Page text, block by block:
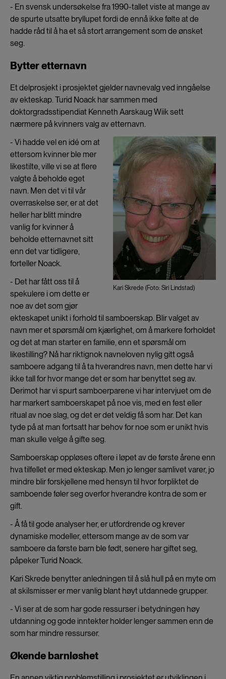
- En svensk undersøkelse fra 1990-tallet viste at mange av
de spurte utsatte bryllupet fordi de ennå ikke følte at de
hadde råd til å ha et så stort arrangement som de ønsket
seg.
Bytter etternavn
Et delprosjekt i prosjektet gjelder navnevalg ved inngåelse
av ekteskap. Turid Noack har sammen med
doktorgradsstipendiat Kenneth Aarskaug Wiik sett
nærmere på kvinners valg av etternavn.
Kari Skrede (Foto: Siri Lindstad)
- Vi hadde vel en idé om at
ettersom kvinner ble mer
likestilte, ville vi se at flere
valgte å beholde eget
navn. Men det vi til vår
overraskelse ser, er at det
heller har blitt mindre
vanlig for kvinner å
beholde etternavnet sitt
enn det var tidligere,
forteller Noack.
- Det har fått oss til å
spekulere i om dette er
noe av det som gjør
ekteskapet unikt i forhold til samboerskap. Blir valget av
navn mer et spørsmål om kjærlighet, om å markere forholdet
og det at man starter en familie, enn et spørsmål om
likestilling? Nå har riktignok navneloven nylig gitt også
samboere adgang til å ta hverandres navn, men dette har vi
ikke tall for hvor mange det er som har benyttet seg av.
Derimot har vi spurt samboerparene vi har intervjuet om de
har markert samboerskapet på noe vis, med en fest eller
ritual av noe slag, og det er det veldig få som har. Det kan
tyde på at man fortsatt har behov for noe som er unikt hvis
man skulle velge å gifte seg.
Samboerskap oppløses oftere i løpet av de første årene enn
hva tilfellet er med ekteskap. Men jo lenger samlivet varer, jo
mindre blir forskjellene med hensyn til hvor forpliktet de
samboende føler seg overfor hverandre kontra de som er
gift.
- Å få til gode analyser her, er utfordrende og krever
dynamiske modeller, ettersom mange av de som var
samboere da første barn ble født, senere har giftet seg,
påpeker Turid Noack.
Kari Skrede benytter anledningen til å slå hull på en myte om
at skilsmisser er mer vanlig blant høyt utdannede grupper.
- Vi ser at de som har gode ressurser i betydningen høy
utdanning og gode inntekter holder lenger sammen enn de
som har mindre ressurser.
Økende barnløshet